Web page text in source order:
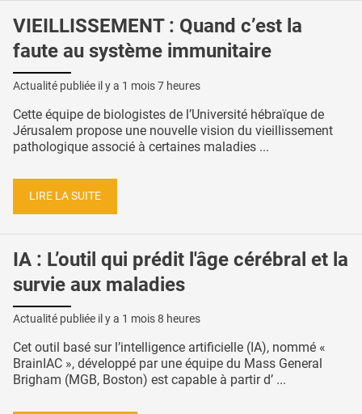
VIEILLISSEMENT : Quand c’est la
faute au système immunitaire
Actualité publiée il y a 1 mois 7 heures
Cette équipe de biologistes de l’Université hébraïque de
Jérusalem propose une nouvelle vision du vieillissement
pathologique associé à certaines maladies ...
LIRE LA SUITE
IA : L’outil qui prédit l'âge cérébral et la
survie aux maladies
Actualité publiée il y a 1 mois 8 heures
Cet outil basé sur l’intelligence artificielle (IA), nommé «
BrainIAC », développé par une équipe du Mass General
Brigham (MGB, Boston) est capable à partir d’ ...